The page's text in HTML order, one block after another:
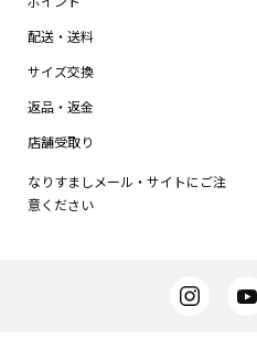
配送・送料
サイズ交換
返品・返金
店舗受取り
なりすましメール・サイトにご注
意ください